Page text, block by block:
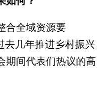
全域资源要
去几年推进乡村振兴
期间代表们热议的高